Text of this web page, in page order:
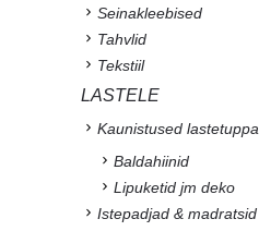
Seinakleebised
Tahvlid
Tekstiil
LASTELE
Kaunistused lastetuppa
Baldahiinid
Lipuketid jm deko
Istepadjad & madratsid